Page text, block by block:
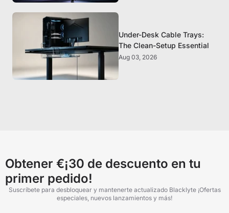
Under-Desk Cable Trays:
The Clean-Setup Essential
Aug 03, 2026
Obtener €¡30 de descuento en tu
primer pedido!
Suscríbete para desbloquear y mantenerte actualizado Blacklyte ¡Ofertas
especiales, nuevos lanzamientos y más!